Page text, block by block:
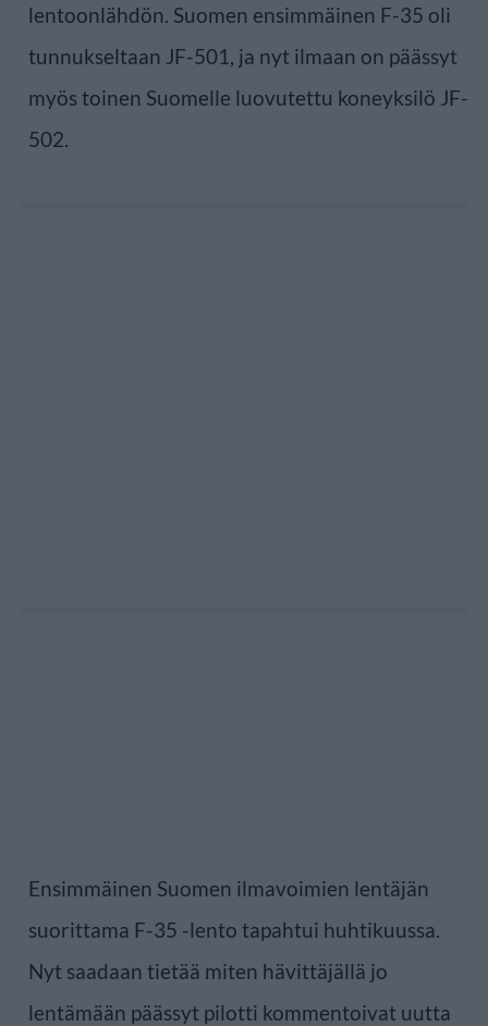
lentoonlähdön. Suomen ensimmäinen F-35 oli
tunnukseltaan JF-501, ja nyt ilmaan on päässyt
myös toinen Suomelle luovutettu koneyksilö JF-
502.
Ensimmäinen Suomen ilmavoimien lentäjän
suorittama F-35 -lento tapahtui huhtikuussa.
Nyt saadaan tietää miten hävittäjällä jo
lentämään päässyt pilotti kommentoivat uutta